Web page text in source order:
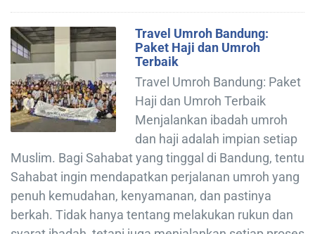
Travel Umroh Bandung:
Paket Haji dan Umroh
Terbaik
Travel Umroh Bandung: Paket
Haji dan Umroh Terbaik
Menjalankan ibadah umroh
dan haji adalah impian setiap
Muslim. Bagi Sahabat yang tinggal di Bandung, tentu
Sahabat ingin mendapatkan perjalanan umroh yang
penuh kemudahan, kenyamanan, dan pastinya
berkah. Tidak hanya tentang melakukan rukun dan